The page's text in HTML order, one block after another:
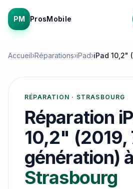
PM ProsMobile
Accueil›Réparations›iPad›iPad 10,2"
RÉPARATION · STRASBOURG
Réparation
10,2" (2019,
génération) à
Strasbourg